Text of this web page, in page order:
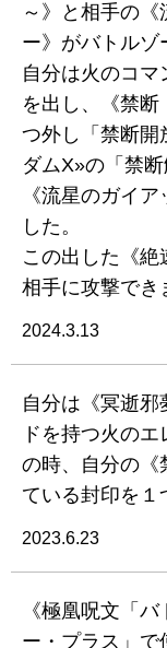
～》と相手の
ー》がバトルゾ
自分は火のコマ
を出し、《禁断
つ外し「禁断開
ダムX»の「禁
《流星のガイ
した。
この出した《
相手に攻撃でき
2024.3.13
自分は《冥逝
ドを持つ火の
の時、自分の《
ている封印を１
2023.6.23
《極凰呪文「
ー・プラス」で